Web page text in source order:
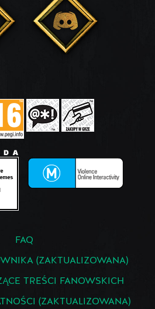
FAQ
(ZAKTUALIZOWANA)
TREŚCI FANOWSKICH
(ZAKTUALIZOWANA)